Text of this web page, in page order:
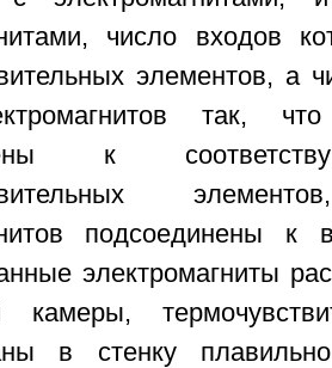
число входов
элементов, а
так,
к
подсоединены к
электромагниты
камеры,
в стенку